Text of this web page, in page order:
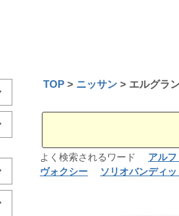
TOP ニッサン エルグラ
よく検索されるワード アル
ヴォクシー
ソリオバンディッ